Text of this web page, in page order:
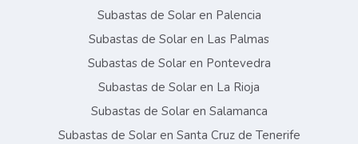
Subastas de Solar en Palencia
Subastas de Solar en Las Palmas
Subastas de Solar en Pontevedra
Subastas de Solar en La Rioja
Subastas de Solar en Salamanca
Subastas de Solar en Santa Cruz de Tenerife